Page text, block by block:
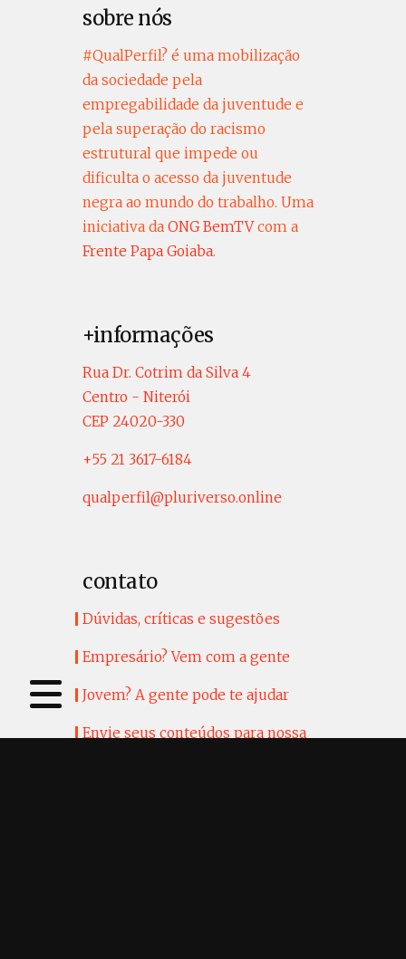
sobre nós
#QualPerfil? é uma mobilização
da sociedade pela
empregabilidade da juventude e
pela superação do racismo
estrutural que impede ou
dificulta o acesso da juventude
negra ao mundo do trabalho. Uma
iniciativa da ONG BemTVcom a
Frente Papa Goiaba.
+informações
Rua Dr. Cotrim da Silva 4
Centro - Niterói
CEP 24020-330
+55 21 3617-6184
qualperfil@pluriverso.online
contato
Dúvidas, críticas e sugestões
Empresário? Vem com a gente
Jovem? A gente pode te ajudar
Envie seus conteúdos para nossa